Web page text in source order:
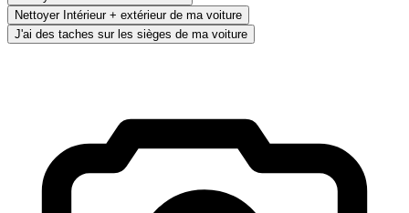
Nettoyer Intérieur + extérieur de ma voiture
J'ai des taches sur les sièges de ma voiture